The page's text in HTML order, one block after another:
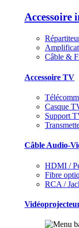
Accessoire
Câble &
Accessoire TV
Casque
Support
Câble Audio-
HDMI /
Fibre
RCA /